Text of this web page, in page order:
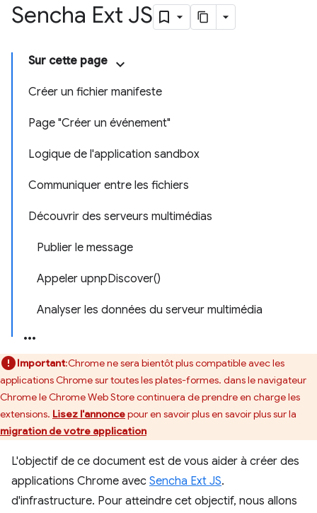
Sencha Ext JS
Sur cette page
Créer un fichier manifeste
Page "Créer un événement"
Logique de l'application sandbox
Communiquer entre les fichiers
Découvrir des serveurs multimédias
Publier le message
Appeler upnpDiscover()
Analyser les données du serveur multimédia
Important:Chrome ne sera bientôt plus compatible avec les
applications Chrome sur toutes les plates-formes. dans le navigateur
Chrome le Chrome Web Store continuera de prendre en charge les
extensions. Lisez l'annoncepour en savoir plus en savoir plus sur la
migration de votre application
L'objectif de ce document est de vous aider à créer des
applications Chrome avec Sencha Ext JS.
d'infrastructure. Pour atteindre cet objectif, nous allons